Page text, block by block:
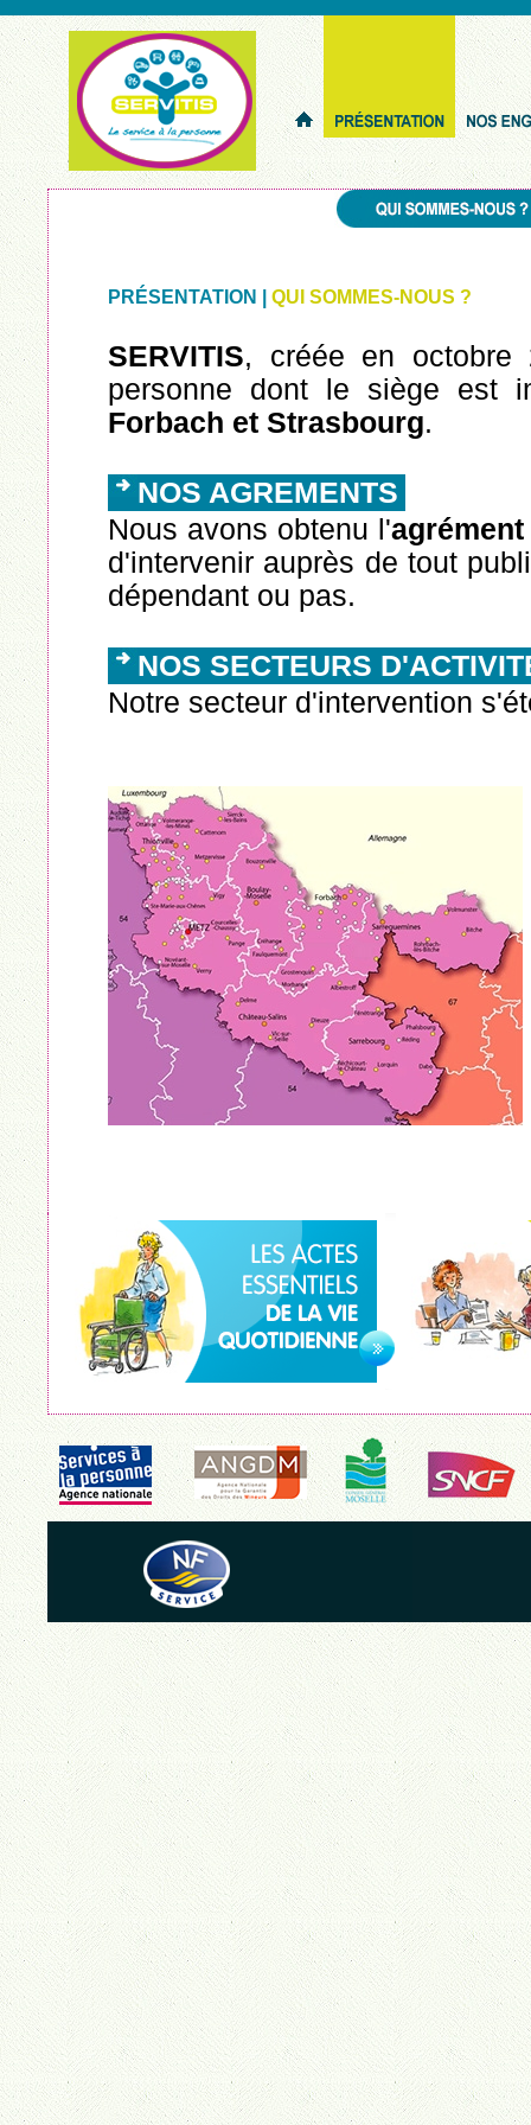
PRÉSENTATION | QUI SOMMES-NOUS ?
SERVITIS, créée en
personne dont le siège est
Forbach et Strasbourg.
NOS AGREMENTS
Nous avons obtenu l'agrément
d'intervenir auprès de tout
dépendant ou pas.
NOS SECTEURS
Notre secteur d'intervention